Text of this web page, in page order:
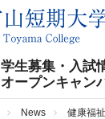
学生募集・入試
オープンキャン
News 健康福